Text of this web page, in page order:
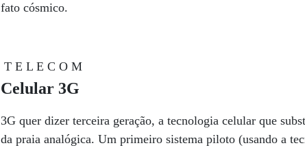
fato cósmico.
T E L E C O M
Celular 3G
3G quer dizer terceira geração, a tecnologia celular que
da praia analógica. Um primeiro sistema piloto (usando a